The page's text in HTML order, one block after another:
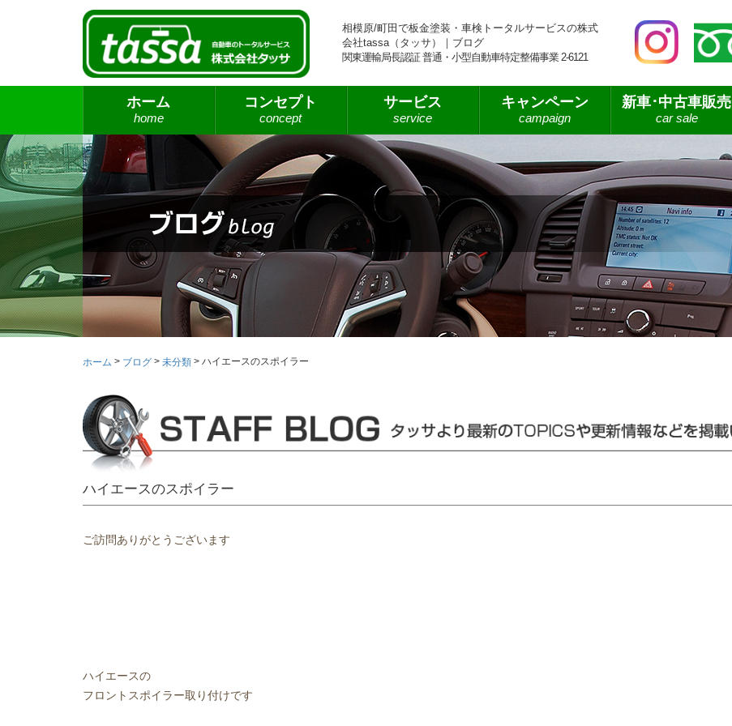
相模原/町田で板金塗装・車検トータルサービスの株式
会社tassa（タッサ）｜ブログ
関東運輸局長認証 普通・小型自動車特定整備事業 2-6121
ホーム
home
コンセプト
concept
サービス
service
キャンペーン
campaign
新車･中古車販売
car sale
ホーム > ブログ > 未分類 > ハイエースのスポイラー
ハイエースのスポイラー
ご訪問ありがとうございます
ハイエースの
フロントスポイラー取り付けです